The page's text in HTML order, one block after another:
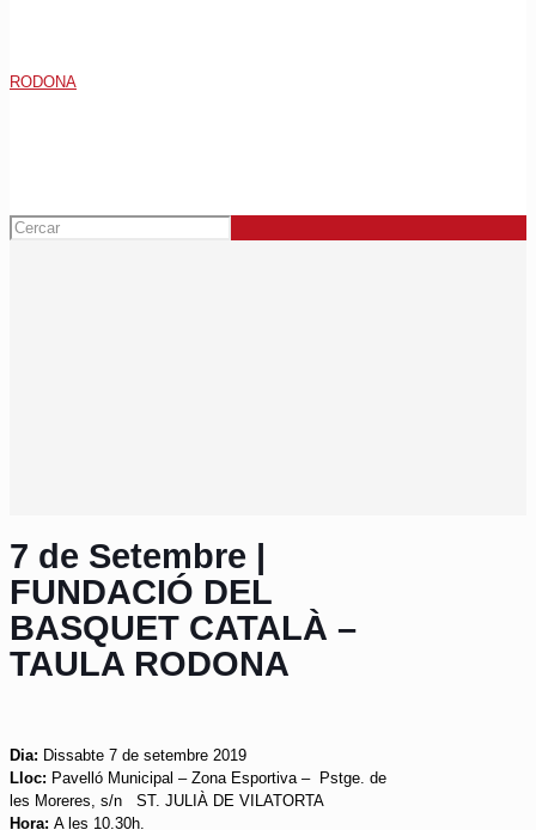
7 de Setembre |
FUNDACIÓ DEL
BASQUET CATALÀ –
TAULA RODONA
Dia: Dissabte 7 de setembre 2019
Lloc: Pavelló Municipal – Zona Esportiva – Pstge. de
les Moreres, s/n ST. JULIÀ DE VILATORTA
Hora: A les 10.30h.